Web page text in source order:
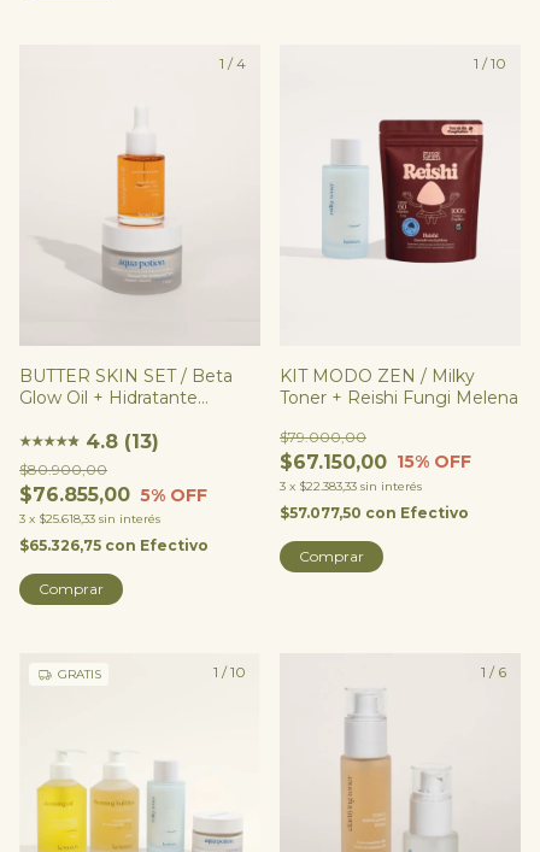
1 /4
BUTTER SKIN SET / Beta
Glow Oil + Hidratante
★★★★★
★ 4.8 (13)
$76.855,00
$80.900,00
5% OFF
3 x $25.618,33 sin interés
$65.326,75 con Efectivo
Comprar
1 /10
KIT MODO ZEN / Milky
Toner + Reishi Fungi Melena
$67.150,00
$79.000,00
15% OFF
3 x $22.383,33 sin interés
$57.077,50 con Efectivo
1 /10
GRATIS 1 / 6